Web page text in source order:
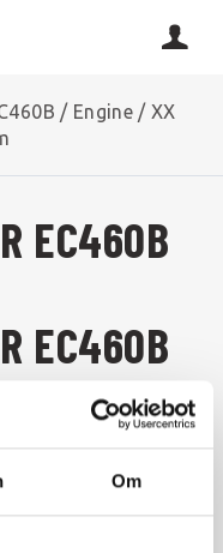
Om
/ Engine / XX
EC460B
EC460B